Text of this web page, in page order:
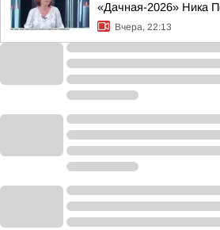
«Дачная-2026» Ника
Вчера, 22:13